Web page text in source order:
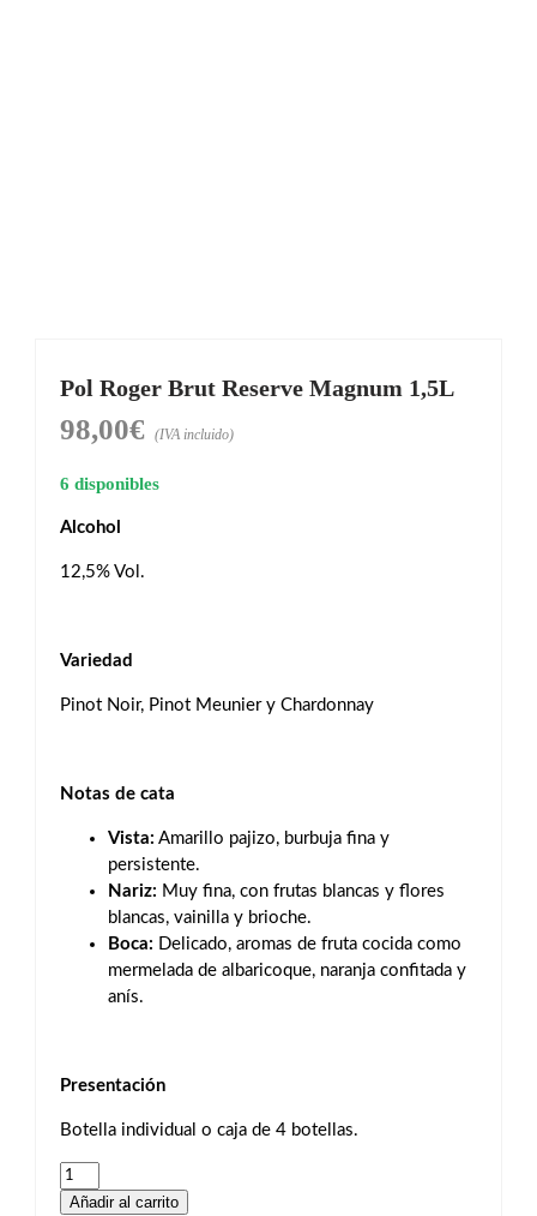
Pol Roger Brut Reserve Magnum 1,5L
98,00€ (IVA incluido)
6 disponibles
Alcohol
12,5% Vol.
Variedad
Pinot Noir, Pinot Meunier y Chardonnay
Notas de cata
Vista: Amarillo pajizo, burbuja fina y
persistente.
Nariz: Muy fina, con frutas blancas y flores
blancas, vainilla y brioche.
Boca: Delicado, aromas de fruta cocida como
mermelada de albaricoque, naranja confitada y
anís.
Presentación
Botella individual o caja de 4 botellas.
Pol
Roger
Añadir al carrito